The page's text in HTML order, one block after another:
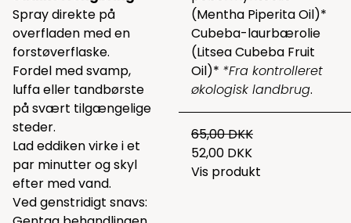
Spray direkte på
overfladen med en
forstøverflaske.
Fordel med svamp,
luffa eller tandbørste
på svært tilgængelige
steder.
Lad eddiken virke i et
par minutter og skyl
efter med vand.
Ved genstridigt snavs:
(Mentha Piperita Oil)*
Cubeba-laurbærolie
(Litsea Cubeba Fruit
Oil)* *Fra kontrolleret
økologisk landbrug.
65,00 DKK
52,00 DKK
Vis produkt